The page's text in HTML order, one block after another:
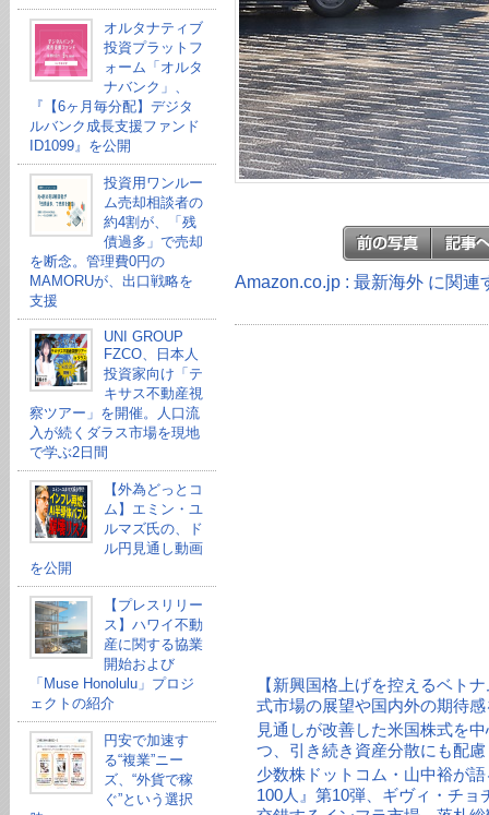
オルタナティブ
投資プラットフ
ォーム「オルタ
ナバンク」、
『【6ヶ月毎分配】デジタ
ルバンク成長支援ファンド
ID1099』を公開
投資用ワンルー
ム売却相談者の
約4割が、「残
債過多」で売却
を断念。管理費0円の
MAMORUが、出口戦略を
支援
UNI GROUP
FZCO、日本人
投資家向け「テ
キサス不動産視
察ツアー」を開催。人口流
入が続くダラス市場を現地
で学ぶ2日間
【外為どっとコ
ム】エミン・ユ
ルマズ氏の、ド
ル円見通し動画
を公開
【プレスリリー
ス】ハワイ不動
産に関する協業
開始および
「Muse Honolulu」プロジ
ェクトの紹介
円安で加速す
る“複業”ニー
ズ、“外貨で稼
ぐ”という選択
Amazon.co.jp : 最新海外 に関連
【新興国格上げを控えるベト
式市場の展望や国内外の期待
見通しが改善した米国株式を
つ、引き続き資産分散にも配
少数株ドットコム・山中裕が
100人』第10弾、ギヴィ・チ